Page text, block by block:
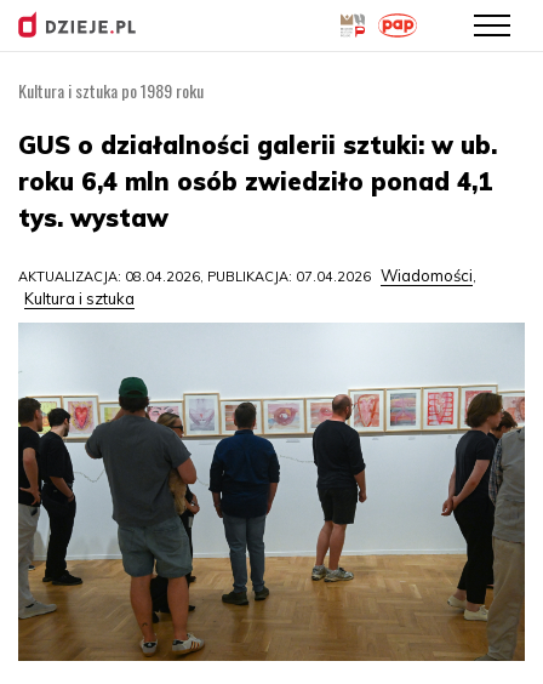
treści
Kultura i sztuka po 1989 roku
GUS o działalności galerii sztuki: w ub.
roku 6,4 mln osób zwiedziło ponad 4,1
tys. wystaw
AKTUALIZACJA: 08.04.2026, PUBLIKACJA: 07.04.2026 Wiadomości,
Kultura i sztuka